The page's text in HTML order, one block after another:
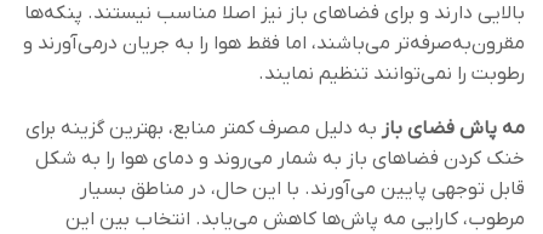
بالایی دارند و برای فضاهای باز نیز اصلا مناسب نیستند. پنکه‌ها
مقرون‌به‌صرفه‌تر می‌باشند، اما فقط هوا را به جریان درمی‌آورند و
رطوبت را نمی‌توانند تنظیم نمایند.
مه‌ پاش فضای باز به دلیل مصرف کمتر منابع، بهترین گزینه برای
خنک کردن فضاهای باز به شمار می‌روند و دمای هوا را به شکل
قابل توجهی پایین می‌آورند. با این‌ حال، در مناطق بسیار
مرطوب، کارایی مه پاش‌ها کاهش می‌یابد. انتخاب بین این